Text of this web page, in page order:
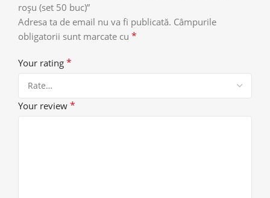
roșu (set 50 buc)”
Adresa ta de email nu va fi publicată. Câmpurile
obligatorii sunt marcate cu *
Your rating *
Your review *